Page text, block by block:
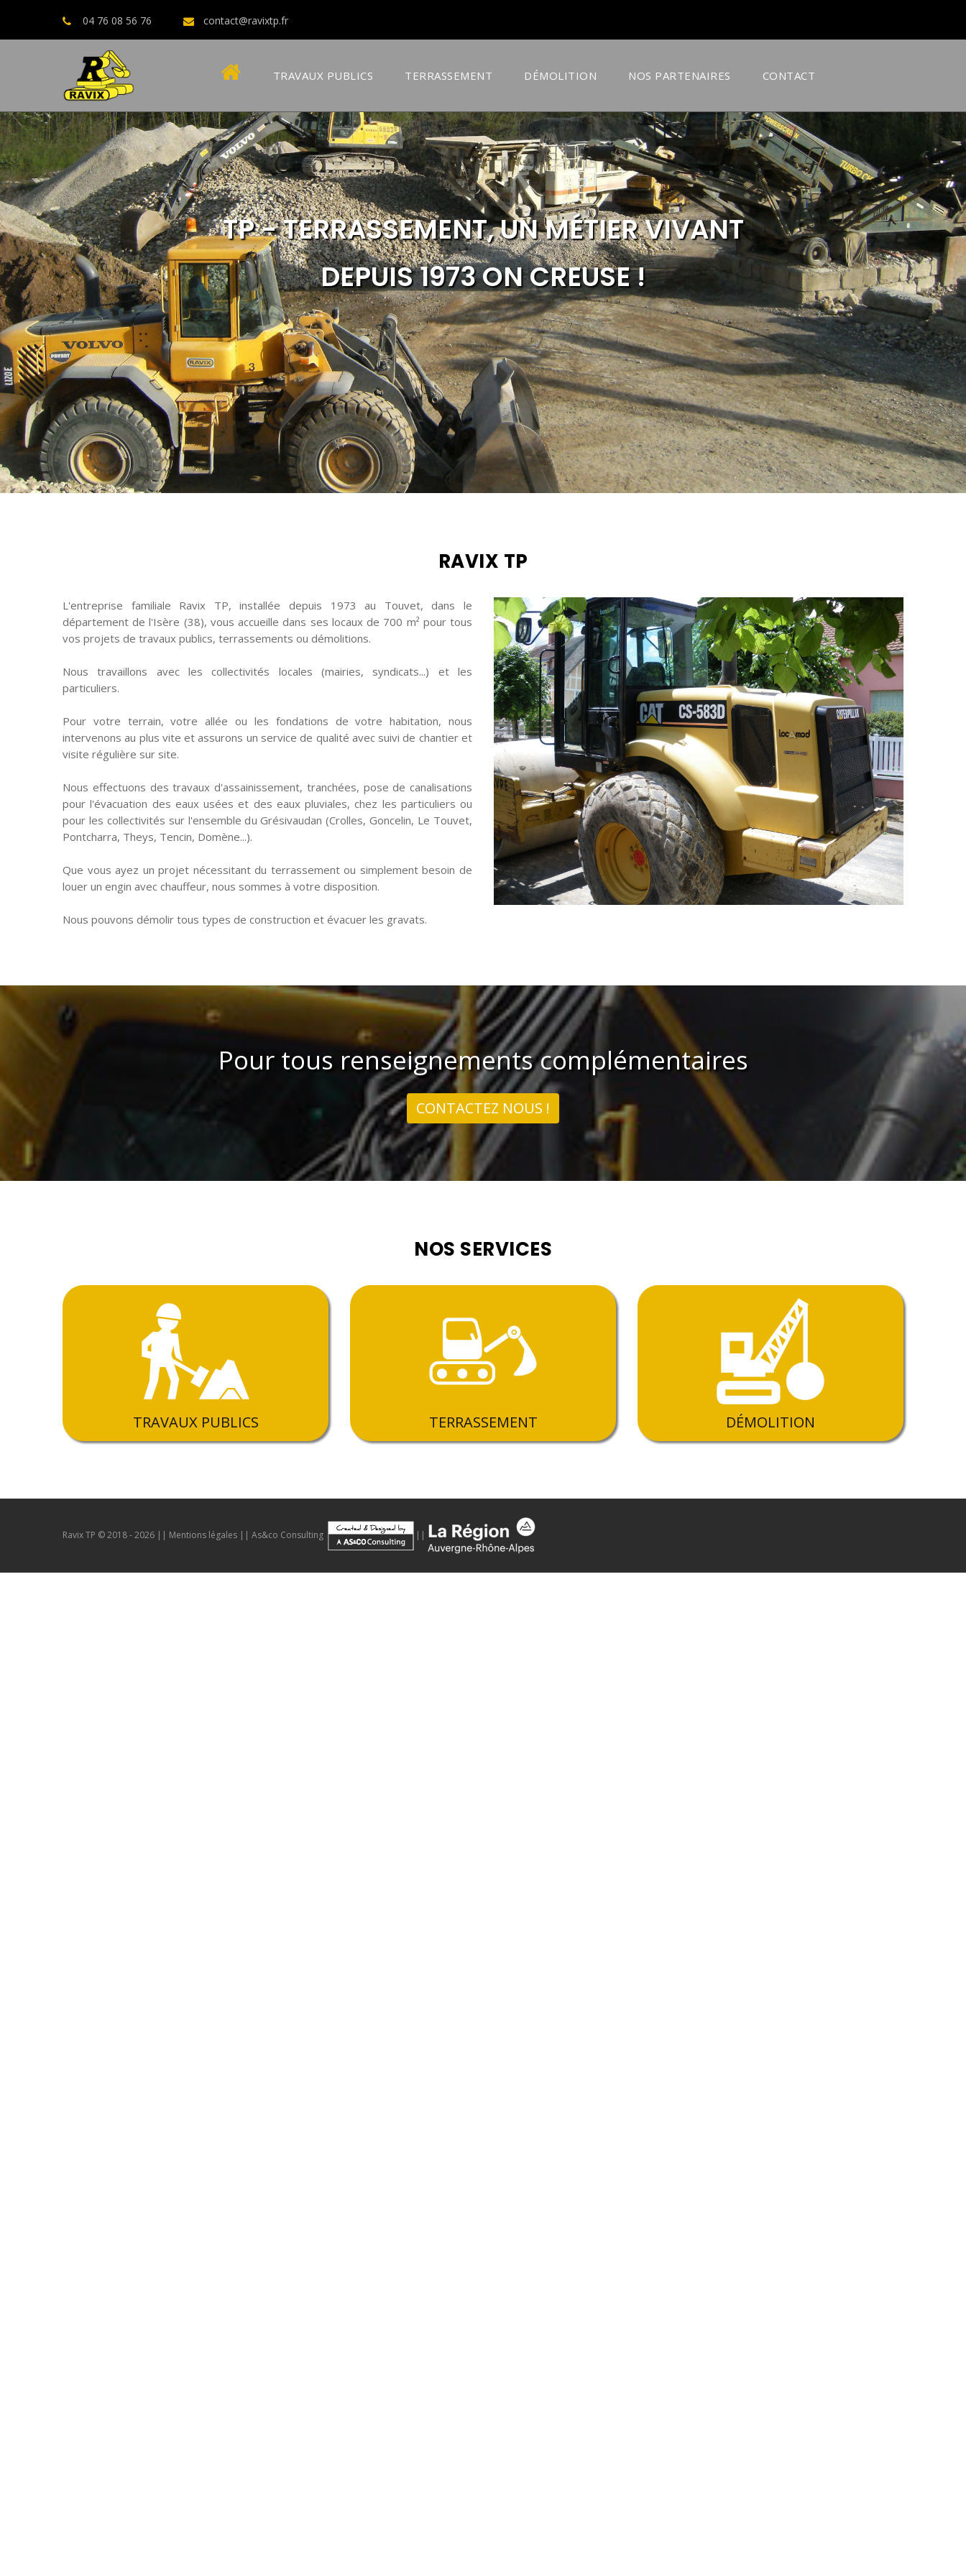
04 76 08 56 76 contact@ravixtp.fr
TRAVAUX PUBLICS TERRASSEMENT DÉMOLITION NOS PARTENAIRES CONTACT
TP - TERRASSEMENT, UN MÉTIER VIVANT
DEPUIS 1973 ON CREUSE !
RAVIX TP
L'entreprise familiale Ravix TP, installée depuis 1973 au Touvet, dans le
département de l'Isère (38), vous accueille dans ses locaux de 700 m² pour tous
vos projets de travaux publics, terrassements ou démolitions.
Nous travaillons avec les collectivités locales (mairies, syndicats...) et les
particuliers.
Pour votre terrain, votre allée ou les fondations de votre habitation, nous
intervenons au plus vite et assurons un service de qualité avec suivi de chantier et
visite régulière sur site.
Nous effectuons des travaux d'assainissement, tranchées, pose de canalisations
pour l'évacuation des eaux usées et des eaux pluviales, chez les particuliers ou
pour les collectivités sur l'ensemble du Grésivaudan (Crolles, Goncelin, Le Touvet,
Pontcharra, Theys, Tencin, Domène...).
Que vous ayez un projet nécessitant du terrassement ou simplement besoin de
louer un engin avec chauffeur, nous sommes à votre disposition.
Nous pouvons démolir tous types de construction et évacuer les gravats.
Pour tous renseignements complémentaires
CONTACTEZ NOUS !
NOS SERVICES
TRAVAUX PUBLICS TERRASSEMENT DÉMOLITION
Ravix TP © 2018 - 2026 || Mentions légales || As&co Consulting ||